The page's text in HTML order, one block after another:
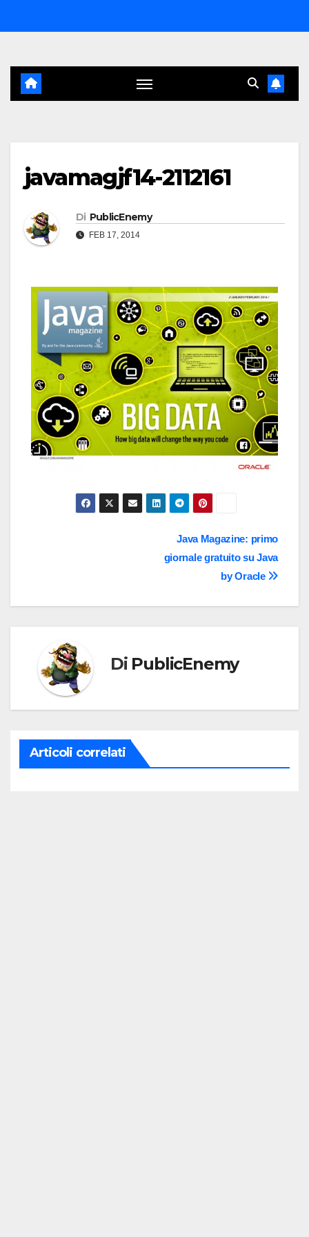
al
javamagjf14-2112161
Di PublicEnemy
FEB 17, 2014
Java Magazine: primo
giornale gratuito su Java
by Oracle
Di PublicEnemy
Articoli correlati